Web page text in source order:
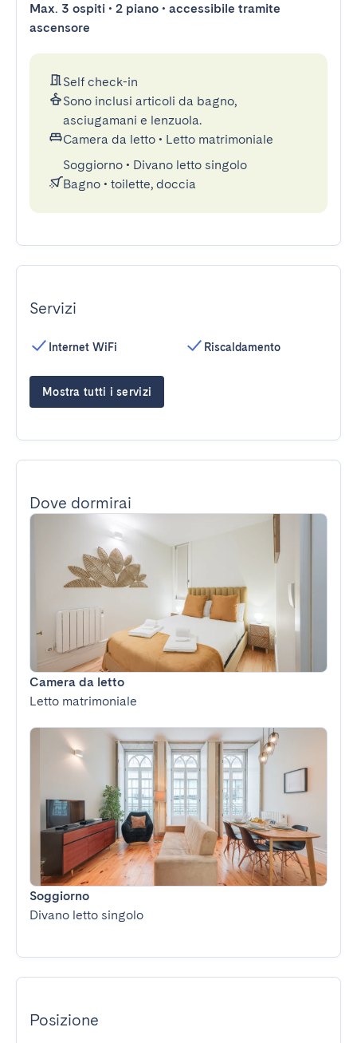
Max. 3 ospiti • 2 piano • accessibile tramite
ascensore
Self check-in
Sono inclusi articoli da bagno,
asciugamani e lenzuola.
Camera da letto • Letto matrimoniale
Soggiorno • Divano letto singolo
Bagno • toilette, doccia
Servizi
Internet WiFi Riscaldamento
Mostra tutti i servizi
Dove dormirai
Camera da letto
Letto matrimoniale
Soggiorno
Divano letto singolo
Posizione